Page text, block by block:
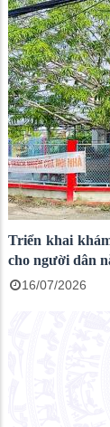
Triển khai
cho người dân
16/07/2026